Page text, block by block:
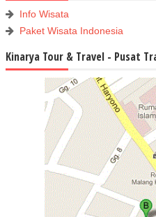
Info Wisata
Paket Wisata Indonesia
Kinarya Tour & Travel - Pusat